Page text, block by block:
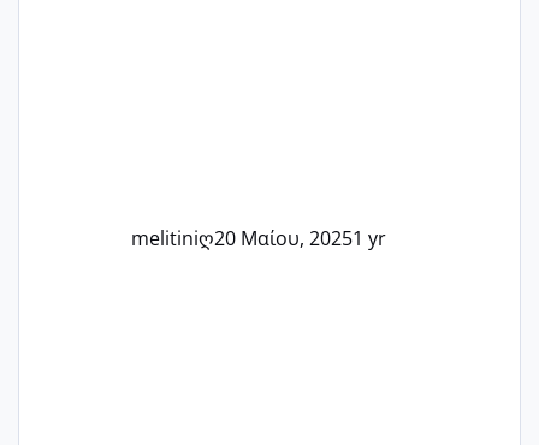
melitiniღ20 Μαίου, 20251 yr